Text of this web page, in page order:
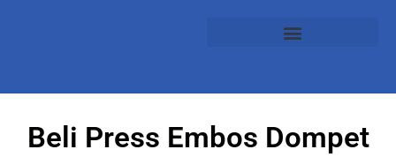
Beli Press Embos Dompet